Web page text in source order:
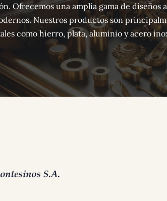
Ofrecemos una amplia gama de diseños
Nuestros productos son
como hierro, plata, aluminio y acero